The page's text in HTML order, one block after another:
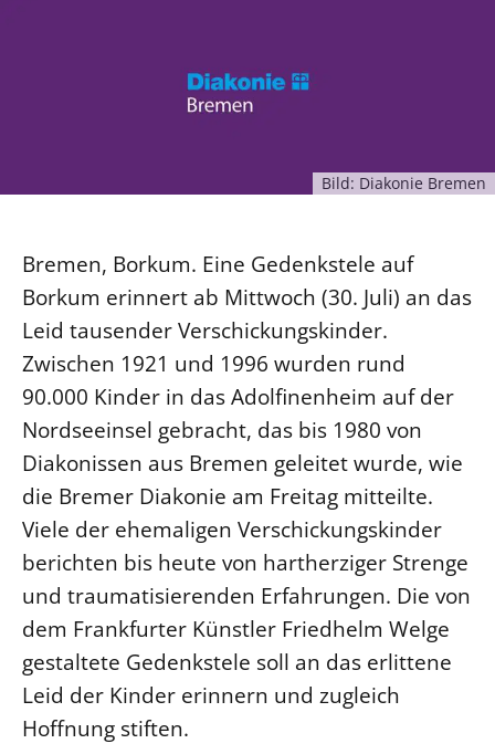
Bild: Diakonie Bremen
Bremen, Borkum. Eine Gedenkstele auf
Borkum erinnert ab Mittwoch (30. Juli) an das
Leid tausender Verschickungskinder.
Zwischen 1921 und 1996 wurden rund
90.000 Kinder in das Adolfinenheim auf der
Nordseeinsel gebracht, das bis 1980 von
Diakonissen aus Bremen geleitet wurde, wie
die Bremer Diakonie am Freitag mitteilte.
Viele der ehemaligen Verschickungskinder
berichten bis heute von hartherziger Strenge
und traumatisierenden Erfahrungen. Die von
dem Frankfurter Künstler Friedhelm Welge
gestaltete Gedenkstele soll an das erlittene
Leid der Kinder erinnern und zugleich
Hoffnung stiften.
Personalausschuss
Kollegium
Rechnungsprüfungsamt
Fachstelle Sexualisierte Gewalt
Beschwerdestellen
Kirchenämter
Gleichstellung
Datenschutz
Geschäftsstelle Landessynode
LANDESSYNODE
27. Landessynode
Kontakt
Hintergrund
MITARBEIT
Ehrenamt
Lutherische Kirche
Glaubensbekenntnis
Mobilität
Gebäude
Freie Stellen
Suche